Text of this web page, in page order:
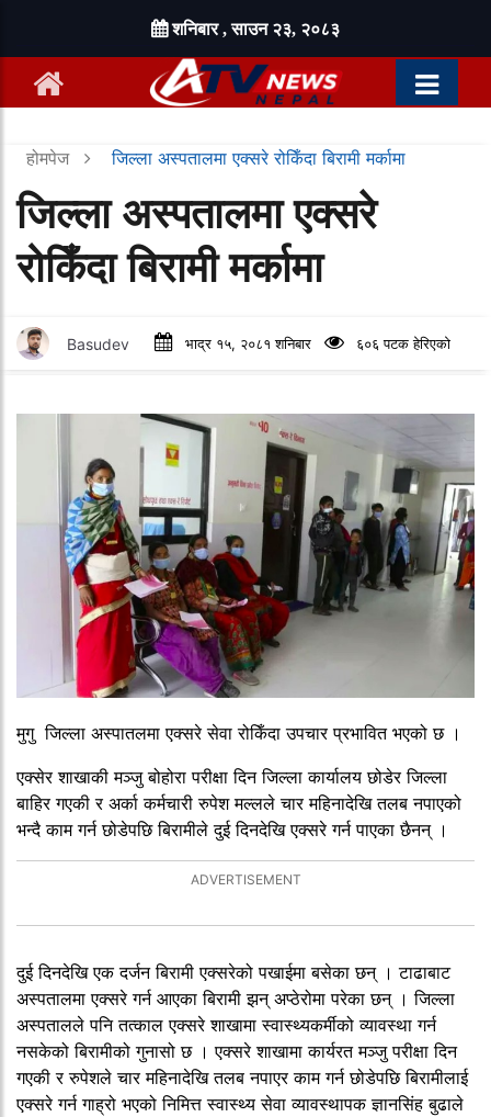
शनिबार , साउन २३, २०८३
होमपेज जिल्ला अस्पतालमा एक्सरे रोकिँदा बिरामी मर्कामा
जिल्ला अस्पतालमा एक्सरे
रोकिँदा बिरामी मर्कामा
Basudev भाद्र १५, २०८१ शनिबार ६०६ पटक हेरिएको
मुगु जिल्ला अस्पातलमा एक्सरे सेवा रोकिँदा उपचार प्रभावित भएको छ ।
एक्सेर शाखाकी मञ्जु बोहोरा परीक्षा दिन जिल्ला कार्यालय छोडेर जिल्ला
बाहिर गएकी र अर्का कर्मचारी रुपेश मल्लले चार महिनादेखि तलब नपाएको
भन्दै काम गर्न छोडेपछि बिरामीले दुई दिनदेखि एक्सरे गर्न पाएका छैनन् ।
दुई दिनदेखि एक दर्जन बिरामी एक्सरेको पखाईमा बसेका छन् । टाढाबाट
अस्पतालमा एक्सरे गर्न आएका बिरामी झन् अप्ठेरोमा परेका छन् । जिल्ला
अस्पतालले पनि तत्काल एक्सरे शाखामा स्वास्थ्यकर्मीको व्यावस्था गर्न
नसकेको बिरामीको गुनासो छ । एक्सरे शाखामा कार्यरत मञ्जु परीक्षा दिन
गएकी र रुपेशले चार महिनादेखि तलब नपाएर काम गर्न छोडेपछि बिरामीलाई
एक्सरे गर्न गाह्रो भएको निमित्त स्वास्थ्य सेवा व्यावस्थापक ज्ञानसिंह बुढाले